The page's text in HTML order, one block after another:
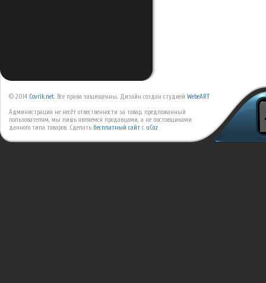
© 2014 Covrik.net. Все права защищенны. Дизайн создан студией WebeART
Администрация не несёт отвественности за товар, предложанный
пользователям, мы лишь являемся продавцами, а не постовщиками
данного типа товаров. Сделать бесплатный сайт с uCoz